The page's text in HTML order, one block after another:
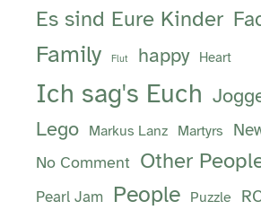
Es sind Eure Kinder
Family Flut happy Heart
Ich sag's Euch
Lego Markus Lanz Martyrs
No Comment Other
Pearl Jam People Puzzle